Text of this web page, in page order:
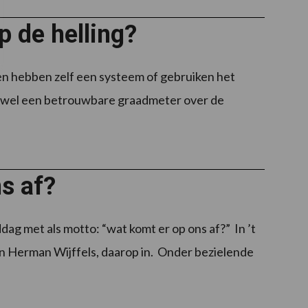
de helling?
hebben zelf een systeem of gebruiken het
een betrouwbare graadmeter over de
af?
met als motto: “wat komt er op ons af?” In ’t
Herman Wijffels, daarop in. Onder bezielende